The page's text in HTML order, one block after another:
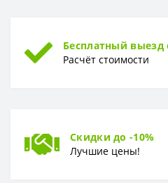
Бесплатный выезд
Расчёт стоимости
Скидки до -10%
Лучшие цены!